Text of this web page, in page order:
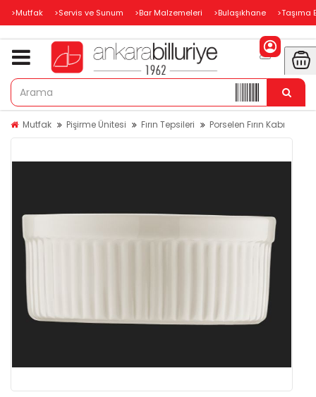
>Mutfak >Servis ve Sunum >Bar Malzemeleri >Bulaşıkhane >Taşıma
Mutfak Pişirme Ünitesi Fırın Tepsileri Porselen Fırın Kabı